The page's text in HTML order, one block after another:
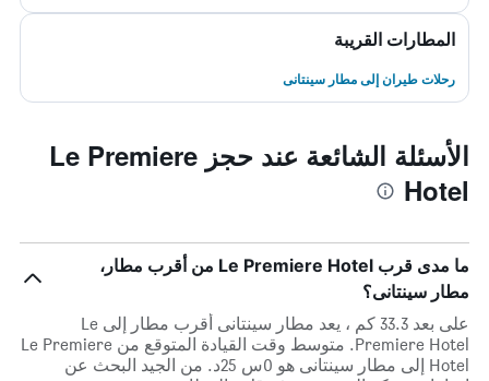
المطارات القريبة
رحلات طيران إلى مطار سينتانى
الأسئلة الشائعة عند حجز Le Premiere
Hotel
ما مدى قرب Le Premiere Hotel من أقرب مطار،
مطار سينتانى؟
على بعد 33.3 كم ، يعد مطار سينتانى أقرب مطار إلى Le
Premiere Hotel. متوسط وقت القيادة المتوقع من Le Premiere
Hotel إلى مطار سينتانى هو 0س 25د. من الجيد البحث عن